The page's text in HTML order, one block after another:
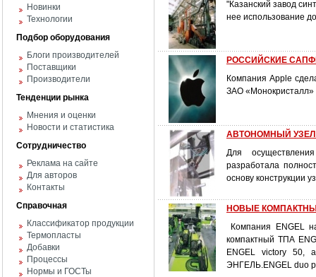
Новинки
Технологии
Подбор оборудования
Блоги производителей
Поставщики
Производители
Тенденции рынка
Мнения и оценки
Новости и статистика
Сотрудничество
Реклама на сайте
Для авторов
Контакты
Справочная
Классификатор продукции
Термопласты
Добавки
Процессы
Нормы и ГОСТы
"Казанский завод
нее использование
РОССИЙСКИЕ
Компания Apple
ЗАО «Монокристалл»
АВТОНОМНЫЙ
Для
разработала
основу конструкции
НОВЫЕ
Компания ENGEL
компактный ТПА
ENGEL victory 50,
ЭНГЕЛЬ.ENGEL duo